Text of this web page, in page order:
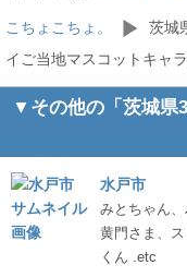
こちょこちょ。
茨城
イご当地マスコットキャ
▼その他の「茨城県
水戸市
みとちゃん
黄門さま、
くん .etc